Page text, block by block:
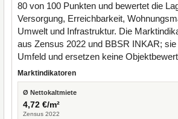
80 von 100 Punkten und bewertet die
Versorgung, Erreichbarkeit,
Umwelt und Infrastruktur. Die
aus Zensus 2022 und BBSR INKAR;
Umfeld und ersetzen keine
Marktindikatoren
Ø Nettokaltmiete
4,72 €/m²
Zensus 2022